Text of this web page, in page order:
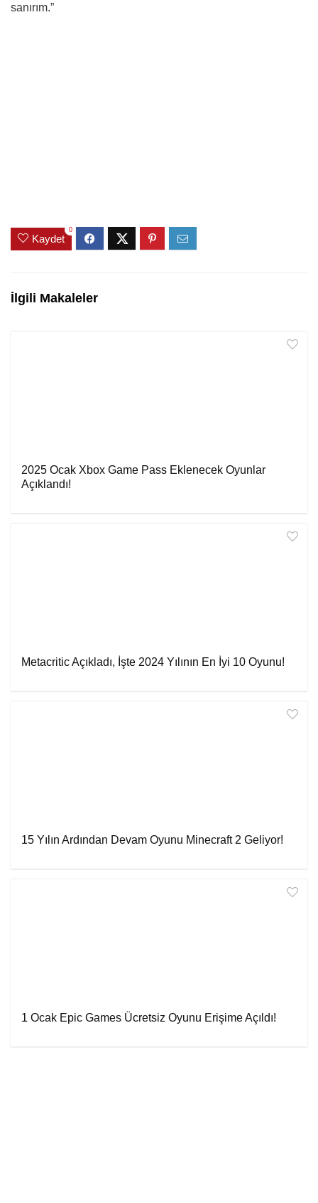
sanırım.”
Kaydet
0
İlgili Makaleler
2025 Ocak Xbox Game Pass Eklenecek Oyunlar
Açıklandı!
Metacritic Açıkladı, İşte 2024 Yılının En İyi 10 Oyunu!
15 Yılın Ardından Devam Oyunu Minecraft 2 Geliyor!
1 Ocak Epic Games Ücretsiz Oyunu Erişime Açıldı!